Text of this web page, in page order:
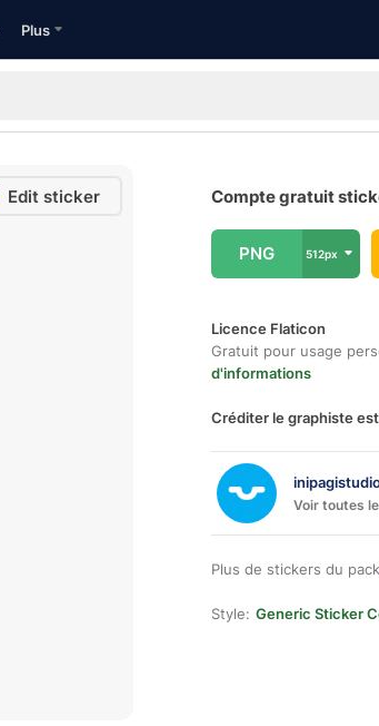
Plus
Edit sticker Compte gratuit
PNG 512px
Licence Flaticon
Gratuit pour usage
d'informations
Créditer le graphiste
Voir toutes
Plus de stickers du pack
Style: Generic Sticker